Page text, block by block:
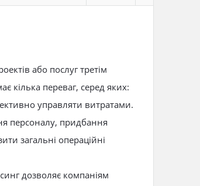
або послуг третім
кілька переваг, серед яких:
управляти витратами.
персоналу, придбання
загальні операційні
дозволяє компаніям